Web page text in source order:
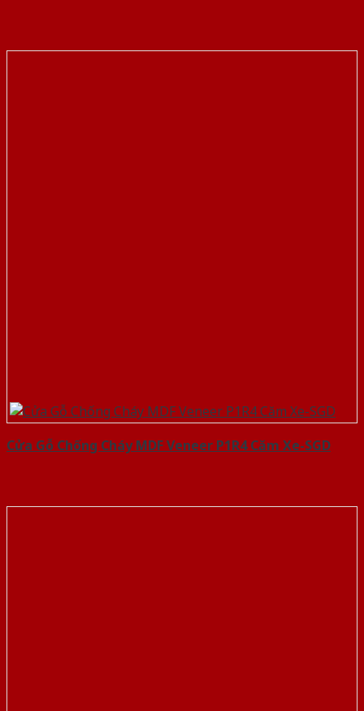
Cửa Gỗ Chống Cháy MDF Veneer P1R4 Căm Xe-SGD